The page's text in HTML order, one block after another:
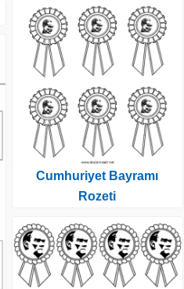
Cumhuriyet Bayramı
Rozeti